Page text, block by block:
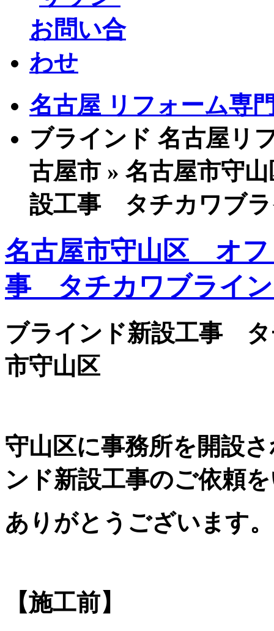
名古屋 リフォーム専
ブラインド 名古屋リ
古屋市 » 名古屋市守
設工事 タチカワブラ
名古屋市守山区 オフ
事 タチカワブライ
ブラインド新設工事
市守山区
守山区に事務所を開設
ンド新設工事のご依頼
ありがとうございます。
【施工前】